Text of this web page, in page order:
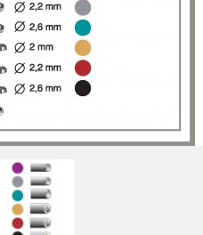
Plaquettes asymétriques
Plaquettes céramique
Plaquettes ultra-fines
Plaquettes titanium
Plaquettes à coller